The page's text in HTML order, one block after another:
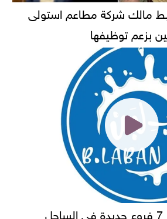
مالك شركة مطاعم استولى
بزعم توظيفها
"بلبن" تعلن افتتاح 7 فروع جديدة في الساحل